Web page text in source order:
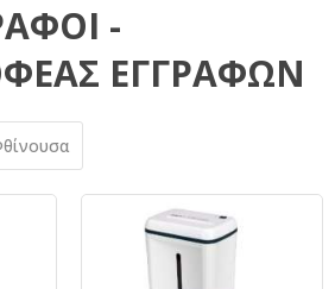
-
ΕΓΓΡΑΦΩΝ